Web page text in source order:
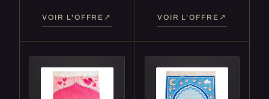
VOIR L'OFFRE VOIR L'OFFRE